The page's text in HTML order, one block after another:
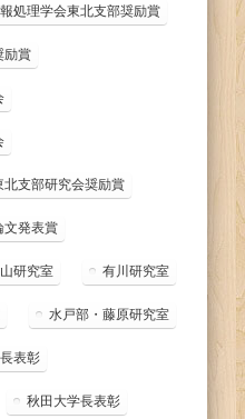
処理学会東北支部奨励賞
励賞
北支部研究会奨励賞
文発表賞
研究室 有川研究室
水戸部・藤原研究室
表彰
秋田大学長表彰